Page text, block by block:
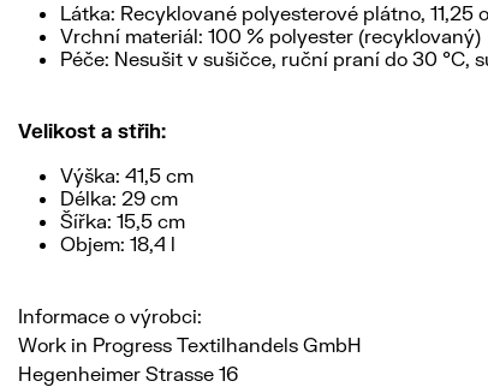
Látka: Recyklované polyesterové plátno, 11,25
Vrchní materiál: 100 % polyester (recyklovaný)
Péče: Nesušit v sušičce, ruční praní do 30 °C,
Velikost a střih:
Výška: 41,5 cm
Délka: 29 cm
Šířka: 15,5 cm
Objem: 18,4 l
Informace o výrobci:
Work in Progress Textilhandels GmbH
Hegenheimer Strasse 16